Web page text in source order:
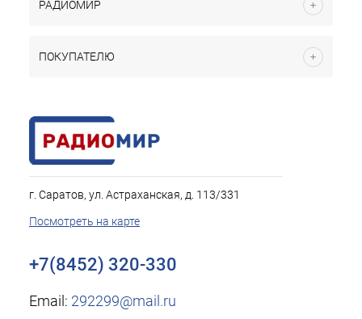
РАДИОМИР
ПОКУПАТЕЛЮ
г. Саратов, ул. Астраханская, д. 113/331
Посмотреть на карте
+7(8452) 320-330
Email: 292299@mail.ru